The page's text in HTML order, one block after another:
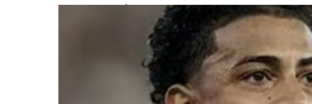
resta avvolto...